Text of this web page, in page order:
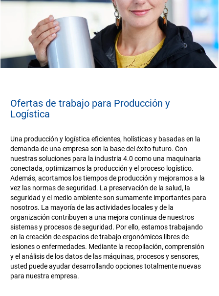
Ofertas de trabajo para Producción y
Logística
Una producción y logística eficientes, holísticas y basadas en la
demanda de una empresa son la base del éxito futuro. Con
nuestras soluciones para la industria 4.0 como una maquinaria
conectada, optimizamos la producción y el proceso logístico.
Además, acortamos los tiempos de producción y mejoramos a la
vez las normas de seguridad. La preservación de la salud, la
seguridad y el medio ambiente son sumamente importantes para
nosotros. La mayoría de las actividades locales y de la
organización contribuyen a una mejora continua de nuestros
sistemas y procesos de seguridad. Por ello, estamos trabajando
en la creación de espacios de trabajo ergonómicos libres de
lesiones o enfermedades. Mediante la recopilación, comprensión
y el análisis de los datos de las máquinas, procesos y sensores,
usted puede ayudar desarrollando opciones totalmente nuevas
para nuestra empresa.